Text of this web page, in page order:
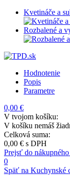
Kvetináče a
Rozbalené a
Hodnotenie
Popis
Parametre
0,00 €
V tvojom košíku:
V košíku nemáš
Celková suma:
0,00 € s DPH
Prejsť do
0
Späť na Kuchynské